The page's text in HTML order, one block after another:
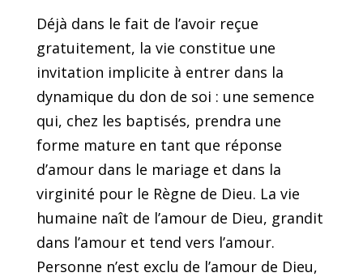
Déjà dans le fait de l’avoir reçue
gratuitement, la vie constitue une
invitation implicite à entrer dans la
dynamique du don de soi : une semence
qui, chez les baptisés, prendra une
forme mature en tant que réponse
d’amour dans le mariage et dans la
virginité pour le Règne de Dieu. La vie
humaine naît de l’amour de Dieu, grandit
dans l’amour et tend vers l’amour.
Personne n’est exclu de l’amour de Dieu,